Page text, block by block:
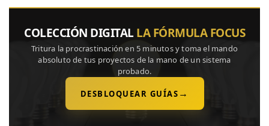
COLECCIÓN DIGITAL LA FÓRMULA FOCUS
Tritura la procrastinación en 5 minutos y toma el mando
absoluto de tus proyectos de la mano de un sistema
probado.
DESBLOQUEAR GUÍAS →